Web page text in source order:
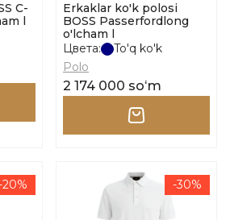
l
Erkaklar ko'k polosi
BOSS Passerfordlong
o'lcham l
Цвета:
To'q ko'k
Polo
2 174 000 soʻm
20% -30%